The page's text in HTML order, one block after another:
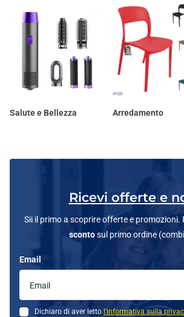
Salute e Bellezza Arredamento
Ricevi offerte e
Sii il primo a scoprire offerte e promozioni.
scontosul primo ordine
Email
Dichiaro di aver letto l'informativa sulla